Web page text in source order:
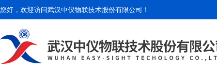
您好，欢迎访问武汉中仪物联技术股份有限公司 ！